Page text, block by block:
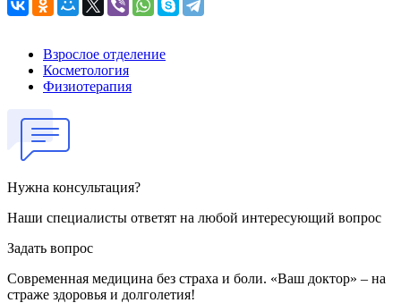
Взрослое отделение
Косметология
Физиотерапия
Нужна консультация?
Наши специалисты ответят на любой интересующий вопрос
Задать вопрос
Современная медицина без страха и боли. «Ваш доктор» – на
страже здоровья и долголетия!